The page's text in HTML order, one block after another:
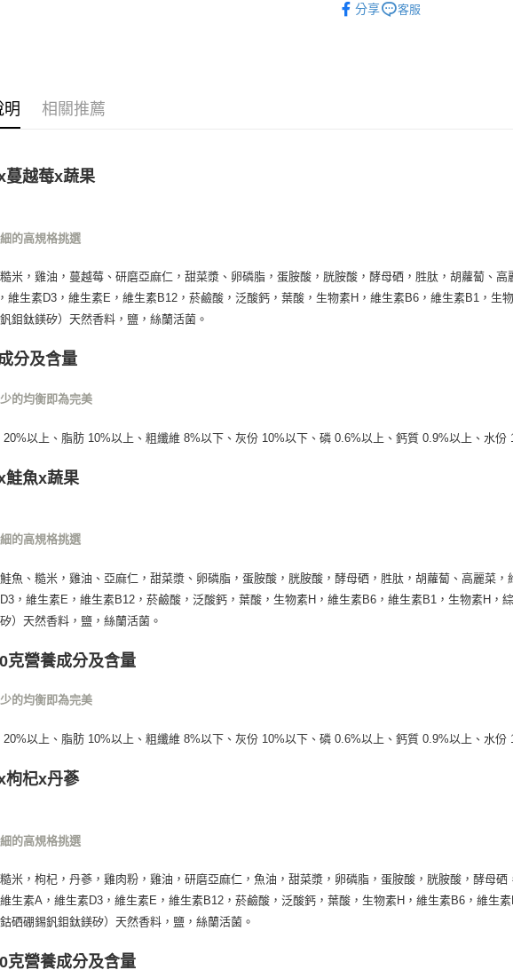
7-11取貨付款
分享 客服
明 相關推薦
蔓越莓x蔬果
的高規格挑選
米，雞油，蔓越莓、研磨亞麻仁，甜菜漿、卵磷脂，蛋胺酸，胱胺酸，酵母硒，胜肽，胡蘿蔔、
維生素D3，維生素E，維生素B12，菸鹼酸，泛酸鈣，葉酸，生物素H，維生素B6，維生素B1，生
鉬鈦鎂矽）天然香料，鹽，絲蘭活菌。
分及含量
的均衡即為完美
20%以上、脂肪 10%以上、粗纖維 8%以下、灰份 10%以下、磷 0.6%以上、鈣質 0.9%以上、水份
鮭魚x蔬果
的高規格挑選
魚、糙米，雞油、亞麻仁，甜菜漿、卵磷脂，蛋胺酸，胱胺酸，酵母硒，胜肽，胡蘿蔔、高麗菜，
，維生素E，維生素B12，菸鹼酸，泛酸鈣，葉酸，生物素H，維生素B6，維生素B1，生物素H，
）天然香料，鹽，絲蘭活菌。
克營養成分及含量
的均衡即為完美
20%以上、脂肪 10%以上、粗纖維 8%以下、灰份 10%以下、磷 0.6%以上、鈣質 0.9%以上、水份
枸杞x丹蔘
的高規格挑選
米，枸杞，丹蔘，雞肉粉，雞油，研磨亞麻仁，魚油，甜菜漿，卵磷脂，蛋胺酸，胱胺酸，酵母
生素A，維生素D3，維生素E，維生素B12，菸鹼酸，泛酸鈣，葉酸，生物素H，維生素B6，維生
硒硼錫釩鉬鈦鎂矽）天然香料，鹽，絲蘭活菌。
克營養成分及含量